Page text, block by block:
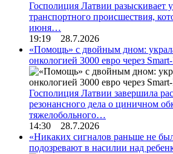
Госполиция Латвии разыскивает
транспортного происшествия,
июня…
19:19 28.7.2026
«Помощь» с двойным дном:
онкологией 3000 евро через
Госполиция Латвии завершила
резонансного дела о циничном
тяжелобольного…
14:30 28.7.2026
«Никаких сигналов раньше не
подозревают в насилии над